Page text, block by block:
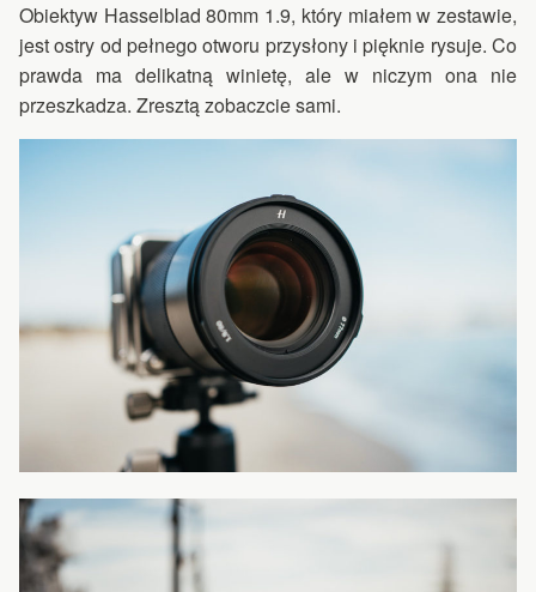
Obiektyw Hasselblad 80mm 1.9, który miałem w zestawie,
jest ostry od pełnego otworu przysłony i pięknie rysuje. Co
prawda ma delikatną winietę, ale w niczym ona nie
przeszkadza. Zresztą zobaczcie sami.